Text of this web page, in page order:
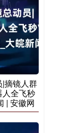
摘镜人群
人全飞秒
| 安徽网